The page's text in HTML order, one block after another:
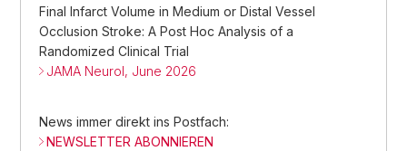
Final Infarct Volume in Medium or Distal Vessel
Occlusion Stroke: A Post Hoc Analysis of a
Randomized Clinical Trial
JAMA Neurol, June 2026
News immer direkt ins Postfach:
NEWSLETTER ABONNIEREN